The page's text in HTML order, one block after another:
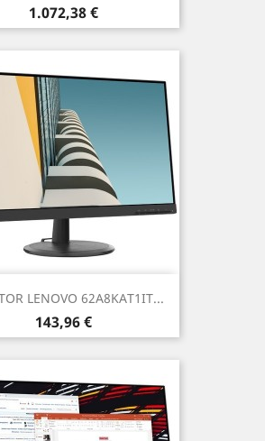
Prezzo
1.072,38 €
LENOVO 62A8KAT1IT...
Prezzo
143,96 €